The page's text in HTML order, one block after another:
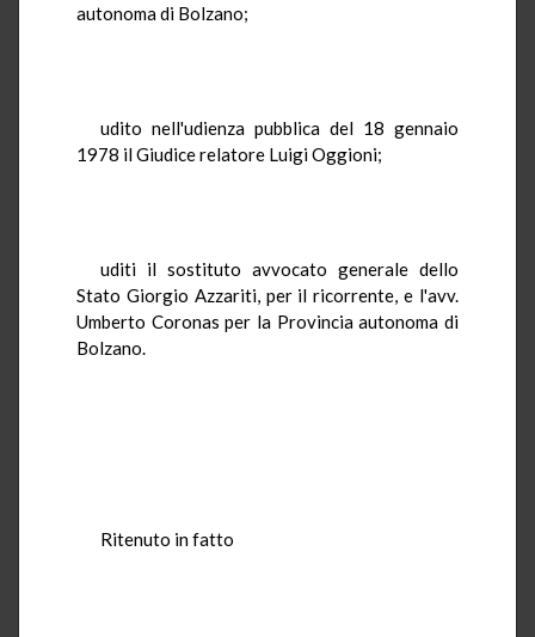
autonoma di Bolzano;
udito nell'udienza pubblica del 18 gennaio
1978 il Giudice relatore Luigi Oggioni;
uditi il sostituto avvocato generale dello
Stato Giorgio Azzariti, per il ricorrente, e l'avv.
Umberto Coronas per la Provincia autonoma di
Bolzano.
Ritenuto in fatto